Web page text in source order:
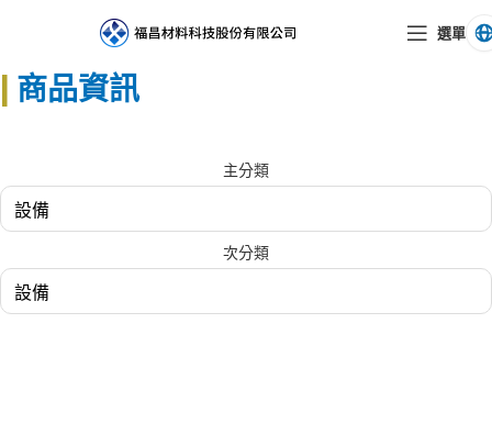
選單
| 商品資訊
主分類
次分類